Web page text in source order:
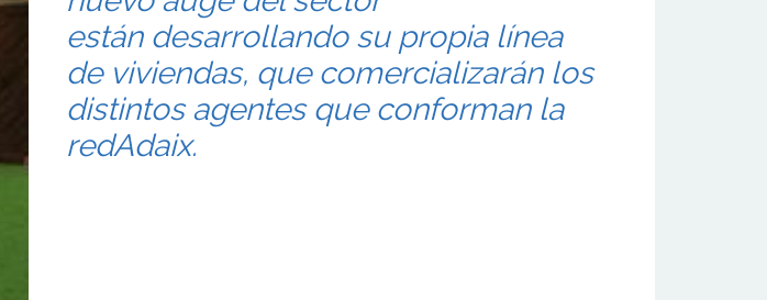
están desarrollando su propia línea
de viviendas, que comercializarán los
distintos agentes que conforman la
redAdaix.